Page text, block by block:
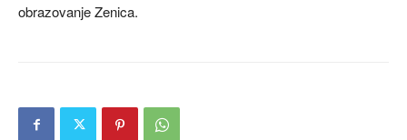
obrazovanje Zenica.